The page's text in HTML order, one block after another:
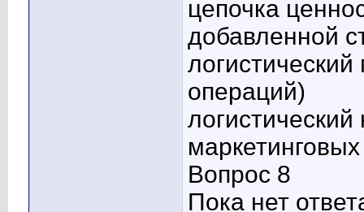
цепочка
добавленной
операций)
Вопрос 8
Пока нет